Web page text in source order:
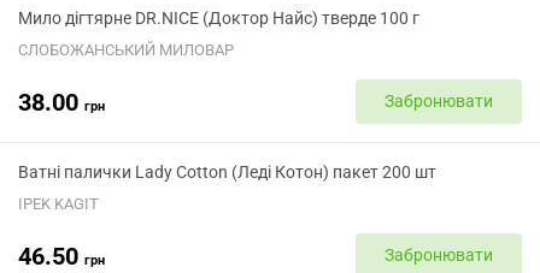
Мило дігтярне DR.NICE (Доктор Найс) тверде 100 г
СЛОБОЖАНСЬКИЙ МИЛОВАР
38.00 грн Забронювати
Ватні палички Lady Cotton (Леді Котон) пакет 200 шт
IPEK KAGIT
46.50 грн Забронювати